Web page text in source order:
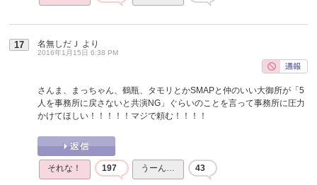
17 名無しだＪ より
2016年1月15日 6:38 PM
さんま、まっちゃん、鶴瓶、タモリとかSMAPと仲のいい大御所が「5
人を事務所に戻さないと共演NG」ぐらいのことを言って事務所に圧力
かけてほしい！！！！！マジで頼む！！！！
それな！ 197 うーん… 43